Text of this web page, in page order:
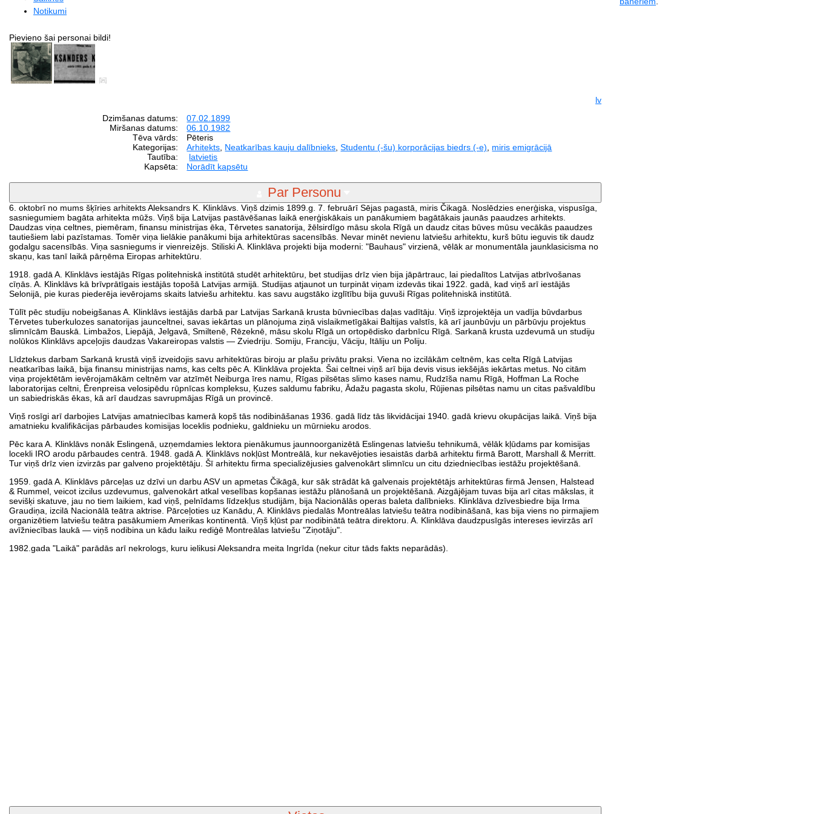
Notikumi
Pievieno šai personai bildi!
lv
Dzimšanas datums:
07.02.1899
Miršanas datums:
06.10.1982
Tēva vārds:
Pēteris
Kategorijas:
Arhitekts Neatkarības kauju dalībnieks ,Studentu (-šu) korporācijas biedrs (-e)
miris emigrācijā
Tautība:
latvietis
Kapsēta:
Norādīt kapsētu
Par Personu
6. oktobrī no mums šķīries arhitekts Aleksandrs K. Klinklāvs. Viņš dzimis 1899.g. 7. februārī Sējas pagastā, miris Čikagā. Noslēdzies enerģiska, vispusīga,
sasniegumiem bagāta arhitekta mūžs. Viņš bija Latvijas pastāvēšanas laikā enerģiskākais un panākumiem bagātākais jaunās paaudzes arhitekts.
Daudzas viņa celtnes, piemēram, finansu ministrijas ēka, Tērvetes sanatorija, žēlsirdīgo māsu skola Rīgā un daudz citas būves mūsu vecākās paaudzes
tautiešiem labi pazīstamas. Tomēr viņa lielākie panākumi bija arhitektūras sacensībās. Nevar minēt nevienu latviešu arhitektu, kurš būtu ieguvis tik daudz
godalgu sacensībās. Viņa sasniegums ir vienreizējs. Stiliski A. Klinklāva projekti bija moderni: "Bauhaus" virzienā, vēlāk ar monumentāla jaunklasicisma no
skaņu, kas tanī laikā pārņēma Eiropas arhitektūru.
1918. gadā A. Klinklāvs iestājās Rīgas politehniskā institūtā studēt arhitektūru, bet studijas drīz vien bija jāpārtrauc, lai piedalītos Latvijas atbrīvošanas
cīņās. A. Klinklāvs kā brīvprātīgais iestājās topošā Latvijas armijā. Studijas atjaunot un turpināt viņam izdevās tikai 1922. gadā, kad viņš arī iestājās
Selonijā, pie kuras piederēja ievērojams skaits latviešu arhitektu. kas savu augstāko izglītību bija guvuši Rīgas politehniskā institūtā.
Tūlīt pēc studiju nobeigšanas A. Klinklāvs iestājās darbā par Latvijas Sarkanā krusta būvniecības daļas vadītāju. Viņš izprojektēja un vadīja būvdarbus
Tērvetes tuberkulozes sanatorijas jaunceltnei, savas iekārtas un plānojuma ziņā vislaikmetīgākai Baltijas valstīs, kā arī jaunbūvju un pārbūvju projektus
slimnīcām Bauskā. Limbažos, Liepājā, Jelgavā, Smiltenē, Rēzeknē, māsu skolu Rīgā un ortopēdisko darbnīcu Rīgā. Sarkanā krusta uzdevumā un studiju
nolūkos Klinklāvs apceļojis daudzas Vakareiropas valstis — Zviedriju. Somiju, Franciju, Vāciju, Itāliju un Poliju.
Līdztekus darbam Sarkanā krustā viņš izveidojis savu arhitektūras biroju ar plašu privātu praksi. Viena no izcilākām celtnēm, kas celta Rīgā Latvijas
neatkarības laikā, bija finansu ministrijas nams, kas celts pēc A. Klinklāva projekta. Šai celtnei viņš arī bija devis visus iekšējās iekārtas metus. No citām
viņa projektētām ievērojamākām celtnēm var atzīmēt Neiburga īres namu, Rīgas pilsētas slimo kases namu, Rudzīša namu Rīgā, Hoffman La Roche
laboratorijas celtni, Ērenpreisa velosipēdu rūpnīcas kompleksu, Ķuzes saldumu fabriku, Ādažu pagasta skolu, Rūjienas pilsētas namu un citas pašvaldību
un sabiedriskās ēkas, kā arī daudzas savrupmājas Rīgā un provincē.
Viņš rosīgi arī darbojies Latvijas amatniecības kamerā kopš tās nodibināšanas 1936. gadā līdz tās likvidācijai 1940. gadā krievu okupācijas laikā. Viņš bija
amatnieku kvalifikācijas pārbaudes komisijas loceklis podnieku, galdnieku un mūrnieku arodos.
Pēc kara A. Klinklāvs nonāk Eslingenā, uzņemdamies lektora pienākumus jaunnoorganizētā Eslingenas latviešu tehnikumā, vēlāk kļūdams par komisijas
locekli IRO arodu pārbaudes centrā. 1948. gadā A. Klinklāvs nokļūst Montreālā, kur nekavējoties iesaistās darbā arhitektu firmā Barott, Marshall & Merritt.
Tur viņš drīz vien izvirzās par galveno projektētāju. Šī arhitektu firma specializējusies galvenokārt slimnīcu un citu dziedniecības iestāžu projektēšanā.
1959. gadā A. Klinklāvs pārceļas uz dzīvi un darbu ASV un apmetas Čikāgā, kur sāk strādāt kā galvenais projektētājs arhitektūras firmā Jensen, Halstead
& Rummel, veicot izcilus uzdevumus, galvenokārt atkal veselības kopšanas iestāžu plānošanā un projektēšanā. Aizgājējam tuvas bija arī citas mākslas, it
sevišķi skatuve, jau no tiem laikiem, kad viņš, pelnīdams līdzekļus studijām, bija Nacionālās operas baleta dalībnieks. Klinklāva dzīvesbiedre bija Irma
Graudiņa, izcilā Nacionālā teātra aktrise. Pārceļoties uz Kanādu, A. Klinklāvs piedalās Montreālas latviešu teātra nodibināšanā, kas bija viens no pirmajiem
organizētiem latviešu teātra pasākumiem Amerikas kontinentā. Viņš kļūst par nodibinātā teātra direktoru. A. Klinklāva daudzpusīgās intereses ievirzās arī
avīžniecības laukā — viņš nodibina un kādu laiku rediģē Montreālas latviešu "Ziņotāju".
1982.gada "Laikā" parādās arī nekrologs, kuru ielikusi Aleksandra meita Ingrīda (nekur citur tāds fakts neparādās).